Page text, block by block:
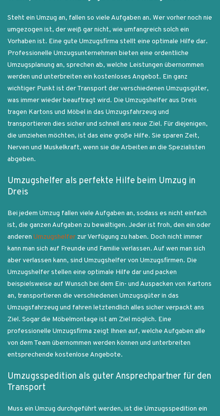
Steht ein Umzug an, fallen so viele Aufgaben an. Wer vorher noch nie
umgezogen ist, der weiß gar nicht, wie umfangreich solch ein
Vorhaben ist. Eine gute Umzugsfirma stellt eine optimale Hilfe dar.
Professionelle Umzugsunternehmen bieten eine ordentliche
Umzugsplanung an, sprechen ab, welche Leistungen übernommen
werden und unterbreiten ein kostenloses Angebot. Ein ganz
wichtiger Punkt ist der Transport der verschiedenen Umzugsgüter,
was immer wieder beauftragt wird. Die Umzugshelfer aus Dreis
tragen Kartons und Möbel in das Umzugsfahrzeug und
transportieren dies sicher und schnell ans neue Ziel. Für diejenigen,
die umziehen möchten, ist das eine große Hilfe. Sie sparen Zeit,
Nerven und Muskelkraft, wenn sie die Arbeiten an die Spezialisten
abgeben.
Umzugshelfer als perfekte Hilfe beim Umzug in
Dreis
Bei jedem Umzug fallen viele Aufgaben an, sodass es nicht einfach
ist, die ganzen Aufgaben zu bewältigen. Jeder ist froh, den ein oder
anderen Umzugshelfer zur Verfügung zu haben. Doch nicht immer
kann man sich auf Freunde und Familie verlassen. Auf wen man sich
aber verlassen kann, sind Umzugshelfer von Umzugsfirmen. Die
Umzugshelfer stellen eine optimale Hilfe dar und packen
beispielsweise auf Wunsch bei dem Ein- und Auspacken von Kartons
an, transportieren die verschiedenen Umzugsgüter in das
Umzugsfahrzeug und fahren letztendlich alles sicher verpackt ans
Ziel. Sogar die Möbelmontage ist am Ziel möglich. Eine
professionelle Umzugsfirma zeigt Ihnen auf, welche Aufgaben alle
von dem Team übernommen werden können und unterbreiten
entsprechende kostenlose Angebote.
Umzugsspedition als guter Ansprechpartner für den
Transport
Muss ein Umzug durchgeführt werden, ist die Umzugsspedition ein